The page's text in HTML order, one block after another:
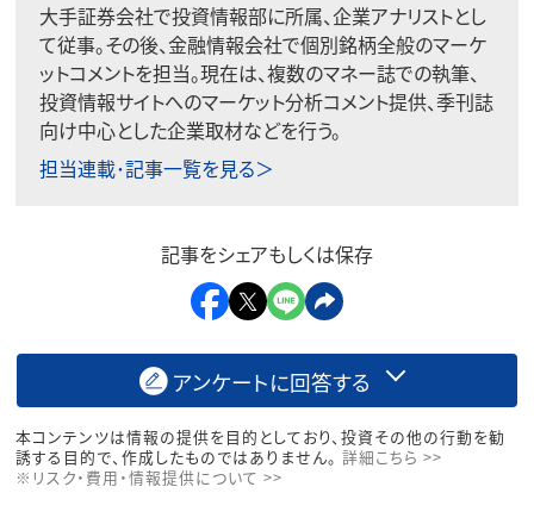
大手証券会社で投資情報部に所属、企業アナリストとし
て従事。その後、金融情報会社で個別銘柄全般のマーケ
ットコメントを担当。現在は、複数のマネー誌での執筆、
投資情報サイトへのマーケット分析コメント提供、季刊誌
向け中心とした企業取材などを行う。
担当連載･記事一覧を見る＞
記事をシェアもしくは保存
アンケートに回答する
本コンテンツは情報の提供を目的としており、投資その他の行動を勧
誘する目的で、作成したものではありません。 詳細こちら >>
※リスク・費用・情報提供について >>